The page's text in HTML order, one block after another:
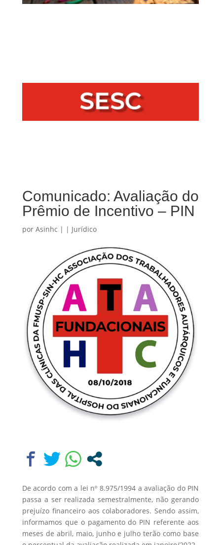
Comunicado: Avaliação do
Prêmio de Incentivo – PIN
por Asinhc | | Jurídico
De acordo com a lei nº 8.975/1994 a avaliação do PIN
passa a ser realizada semestralmente, não gerando
prejuízo financeiro aos colaboradores. Sendo assim,
informamos que o pagamento do PIN referente aos
meses de abril, maio, junho e julho terão como base